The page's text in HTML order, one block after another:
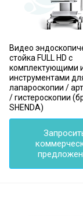
Видео
стойка FULL HD с
комплектующими
инструментами
лапароскопии /
/ гистероскопии
SHENDA)